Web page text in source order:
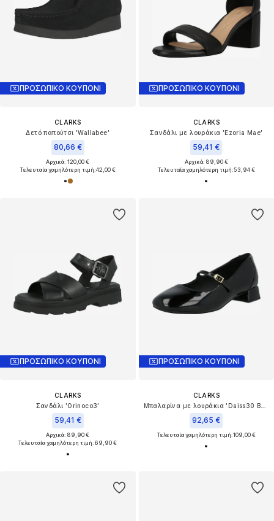
ΠΡΟΣΩΠΙΚΟ ΚΟΥΠΟΝΙ
CLARKS
Δετό παπούτσι 'Wallabee'
80,66 €
Αρχικά: 120,00 €
Τελευταία χαμηλότερη τιμή:42,00 €
ΠΡΟΣΩΠΙΚΟ ΚΟΥΠΟΝΙ
CLARKS
Σανδάλι με λουράκια 'Ezoria Mae'
59,41 €
Αρχικά: 89,90 €
Τελευταία χαμηλότερη τιμή:53,94 €
ΠΡΟΣΩΠΙΚΟ ΚΟΥΠΟΝΙ
CLARKS
Σανδάλι 'Orinoco3'
59,41 €
Αρχικά: 89,90 €
Τελευταία χαμηλότερη τιμή:69,90 €
ΠΡΟΣΩΠΙΚΟ ΚΟΥΠΟΝΙ
CLARKS
92,65 €
Τελευταία χαμηλότερη τιμή:109,00 €